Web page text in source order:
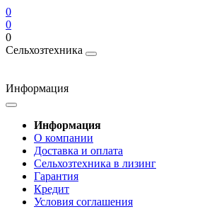
0
0
0
Сельхозтехника
Информация
Информация
О компании
Доставка и оплата
Сельхозтехника в лизинг
Гарантия
Кредит
Условия соглашения